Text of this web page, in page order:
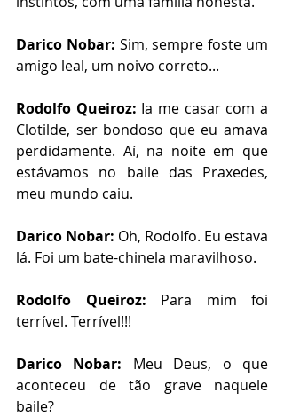
Darico Nobar: Sim, sempre foste um
amigo leal, um noivo correto...
Rodolfo Queiroz: Ia me casar com a
Clotilde, ser bondoso que eu amava
perdidamente. Aí, na noite em que
estávamos no baile das Praxedes,
meu mundo caiu.
Darico Nobar: Oh, Rodolfo. Eu estava
lá. Foi um bate-chinela maravilhoso.
Rodolfo Queiroz: Para mim foi
terrível. Terrível!!!
Darico Nobar: Meu Deus, o que
aconteceu de tão grave naquele
baile?